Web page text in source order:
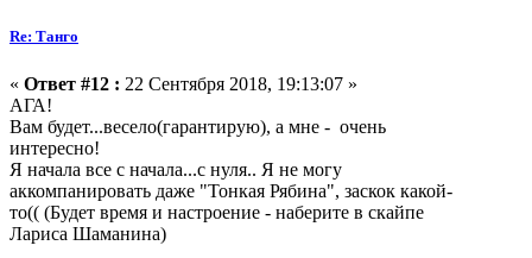
Re: Танго
« Ответ #12 : 22 Сентября 2018, 19:13:07 »
АГА!
Вам будет...весело(гарантирую), а мне - очень
интересно!
Я начала все с начала...с нуля.. Я не могу
аккомпанировать даже "Тонкая Рябина", заскок какой-
то(( (Будет время и настроение - наберите в скайпе
Лариса Шаманина)